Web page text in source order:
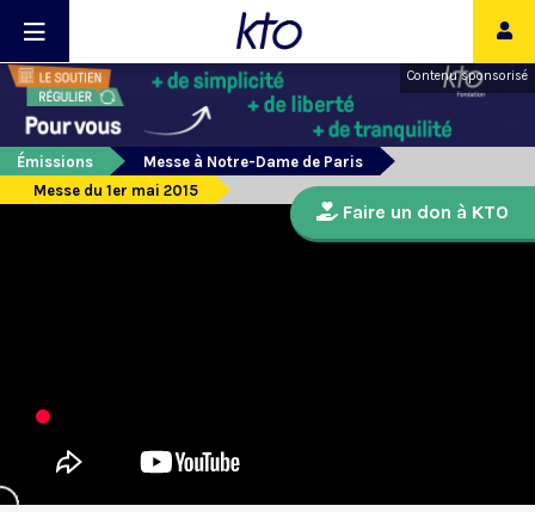
Contenu sponsorisé
Émissions
Messe à Notre-Dame de Paris
Messe du 1er mai 2015
Faire un don à KTO